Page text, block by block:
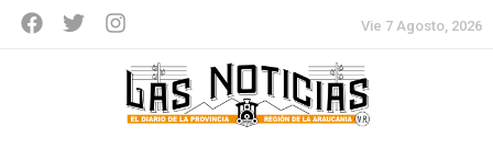
Vie 7 Agosto, 2026